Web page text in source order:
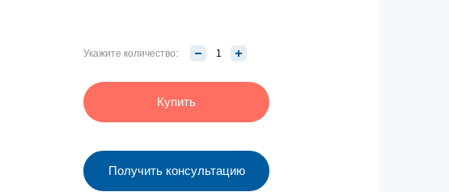
Укажите количество:
Купить
Получить консультацию